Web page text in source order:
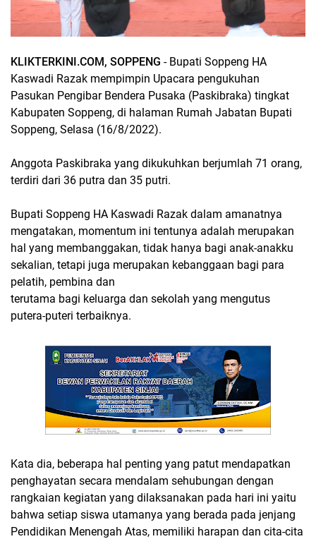
KLIKTERKINI.COM, SOPPENG - Bupati Soppeng HA
Kaswadi Razak mempimpin Upacara pengukuhan
Pasukan Pengibar Bendera Pusaka (Paskibraka) tingkat
Kabupaten Soppeng, di halaman Rumah Jabatan Bupati
Soppeng, Selasa (16/8/2022).
Anggota Paskibraka yang dikukuhkan berjumlah 71 orang,
terdiri dari 36 putra dan 35 putri.
Bupati Soppeng HA Kaswadi Razak dalam amanatnya
mengatakan, momentum ini tentunya adalah merupakan
hal yang membanggakan, tidak hanya bagi anak-anakku
sekalian, tetapi juga merupakan kebanggaan bagi para
pelatih, pembina dan
terutama bagi keluarga dan sekolah yang mengutus
putera-puteri terbaiknya.
Kata dia, beberapa hal penting yang patut mendapatkan
penghayatan secara mendalam sehubungan dengan
rangkaian kegiatan yang dilaksanakan pada hari ini yaitu
bahwa setiap siswa utamanya yang berada pada jenjang
Pendidikan Menengah Atas, memiliki harapan dan cita-cita